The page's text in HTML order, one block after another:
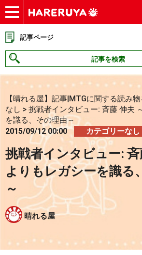
ショップ
買取
記事
デッキ検索
デッキ構築
選手一覧
店舗一覧
イベント
お問い合わせ
記事ページ
記事を検索
【晴れる屋】記事|MTGに関する読み
なし >挑戦者インタビュー: 斉藤 伸夫
を識る、その理由～
2015/09/12 00:00
カテゴリーなし
挑戦者インタビュー:
よりもレガシーを識る
～
晴れる屋